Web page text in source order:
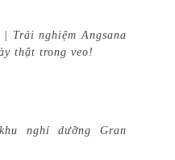
Trải nghiệm Angsana
thật trong veo!
nghỉ dưỡng Gran